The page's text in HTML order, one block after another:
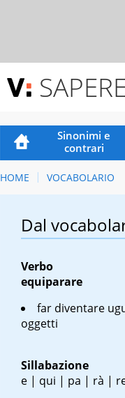
Sinonimi e
contrari
HOME VOCABOLARIO
Dal
Verbo
equiparare
far diventare
oggetti
Sillabazione
e | qui | pa | rà |